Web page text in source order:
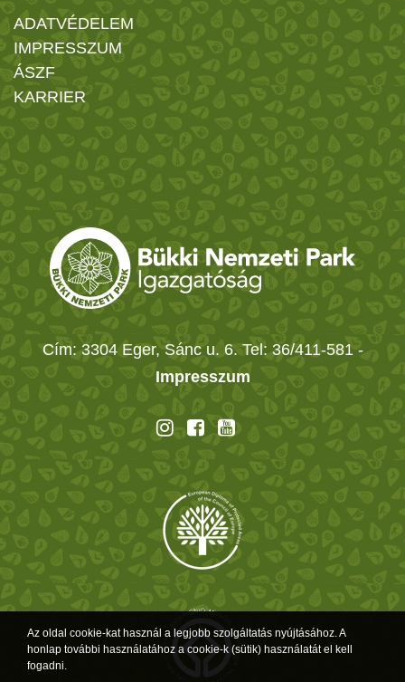
ADATVÉDELEM
IMPRESSZUM
ÁSZF
KARRIER
Cím: 3304 Eger, Sánc u. 6. Tel: 36/411-581 -
Impresszum
Az oldal cookie-kat használ a legjobb szolgáltatás nyújtásához. A
honlap további használatához a cookie-k (sütik) használatát el kell
fogadni.